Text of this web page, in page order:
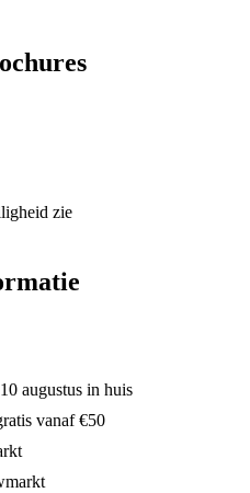
zie
augustus in huis
vanaf €50